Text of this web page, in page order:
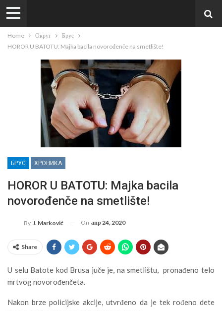
Home Округ
Брус
HOROR U BATOTU: Majka bacila novorođenče na smetlište!
БРУС ХРОНИКА
HOROR U BATOTU: Majka bacila
novorođenče na smetlište!
By J. Marković On апр 24, 2020
Share
U selu Batote kod Brusa juče je, na smetlištu, pronađeno telo
mrtvog novorođenčeta.
Nakon brze policijske akcije, utvrđeno da je tek rođeno dete